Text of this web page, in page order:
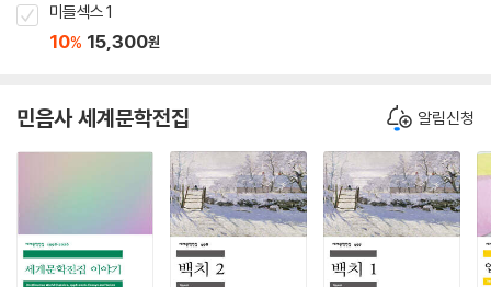
미들섹스 1
10% 15,300원
민음사 세계문학전집 알림신청